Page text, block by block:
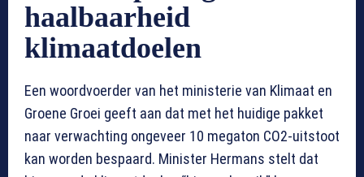
haalbaarheid
klimaatdoelen
Een woordvoerder van het ministerie van Klimaat en
Groene Groei geeft aan dat met het huidige pakket
naar verwachting ongeveer 10 megaton CO2-uitstoot
kan worden bespaard. Minister Hermans stelt dat